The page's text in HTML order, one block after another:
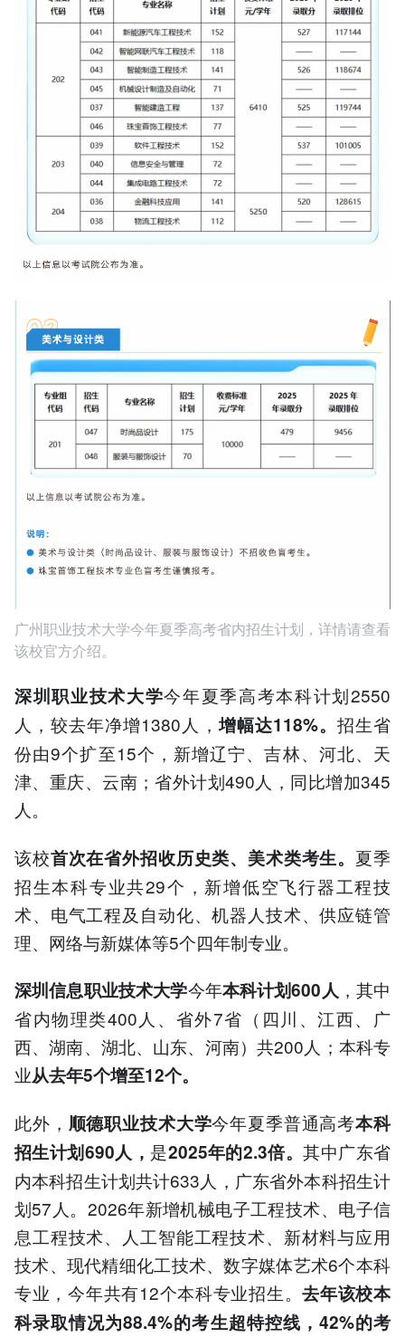
广州职业技术大学今年夏季高考省内招生计划，详情请查看
该校官方介绍。
深圳职业技术大学今年夏季高考本科计划2550
人，较去年净增1380人，增幅达118%。 招生省
份由9个扩至15个，新增辽宁、吉林、河北、天
津、重庆、云南；省外计划490人，同比增加345
人。
该校首次在省外招收历史类、美术类考生。 夏季
招生本科专业共29个，新增低空飞行器工程技
术、电气工程及自动化、机器人技术、供应链管
理、网络与新媒体等5个四年制专业。
深圳信息职业技术大学今年本科计划600人 ，其中
省内物理类400人、省外7省（四川、江西、广
西、湖南、湖北、山东、河南）共200人；本科专
业从去年5个增至12个。
此外， 顺德职业技术大学今年夏季普通高考本科
招生计划690人， 是2025年的2.3倍。其中广东省
内本科招生计划共计633人，广东省外本科招生计
划57人。2026年新增机械电子工程技术、电子信
息工程技术、人工智能工程技术、新材料与应用
技术、现代精细化工技术、数字媒体艺术6个本科
专业，今年共有12个本科专业招生。去年该校本
科录取情况为88.4%的考生超特控线，42%的考